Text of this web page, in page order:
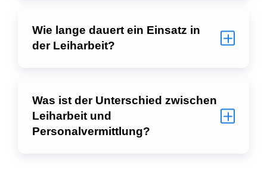
Wie lange dauert ein Einsatz in
der Leiharbeit?
Was ist der Unterschied zwischen
Leiharbeit und
Personalvermittlung?